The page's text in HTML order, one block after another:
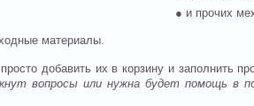
● и прочих
материалы.
добавить их в корзину и заполнить
вопросы или нужна будет помощь в